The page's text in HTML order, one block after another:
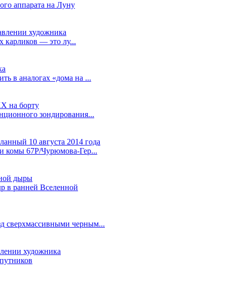
аппарата на Луну
карликов — это лу...
в аналогах «дома на ...
зондирования...
комы 67P/Чурюмова-Гер...
в ранней Вселенной
сверхмассивными черным...